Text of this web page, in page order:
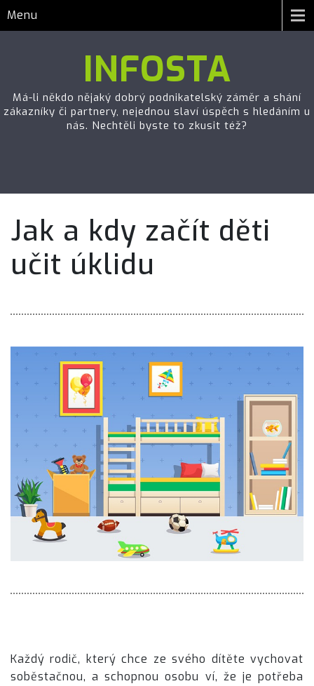
Menu
INFOSTA
Má-li někdo nějaký dobrý podnikatelský záměr a shání
zákazníky či partnery, nejednou slaví úspěch s hledáním u
nás. Nechtěli byste to zkusit též?
Jak a kdy začít děti
učit úklidu
Každý rodič, který chce ze svého dítěte vychovat
soběstačnou, a schopnou osobu ví, že je potřeba